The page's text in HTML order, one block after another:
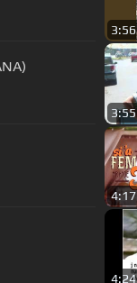
3:56
3:55
4:17
4:24